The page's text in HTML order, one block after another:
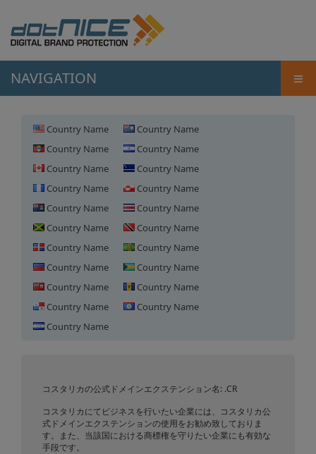
NAVIGATION ≡
Country Name
Country Name
Country Name
Country Name
Country Name
Country Name
Country Name
Country Name
Country Name
Country Name
Country Name
Country Name
Country Name
Country Name
Country Name
Country Name
Country Name
Country Name
Country Name
Country Name
Country Name
コスタリカにおけるドメイン登
録
コスタリカの公式ドメインエクステンション名: .CR
コスタリカにてビジネスを行いたい企業には、コスタリカ公
式ドメインエクステンションの使用をお勧め致しておりま
す。また、当該国における商標権を守りたい企業にも有効な
手段です。